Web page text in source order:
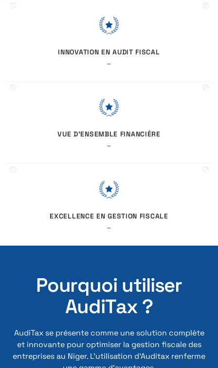
INNOVATION EN AUDIT FISCAL
–
VUE D'ENSEMBLE FINANCIÈRE
–
EXCELLENCE EN GESTION FISCALE
–
Pourquoi utiliser
AudiTax?
AudiTax se présente comme une solution complète
et innovante pour optimiser la gestion fiscale des
entreprises au Niger. L’utilisation d’Auditax renferme